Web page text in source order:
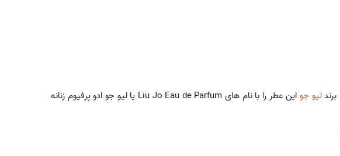
لیو جو
این عطر را با نام های Liu Jo Eau de Parfum یا لیو جو ادو پرفیوم زنانه